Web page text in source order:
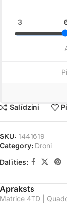
Salīdzini
SKU: 1441619
Category: Droni
Dalīties:
Apraksts
Matrice 4TD |